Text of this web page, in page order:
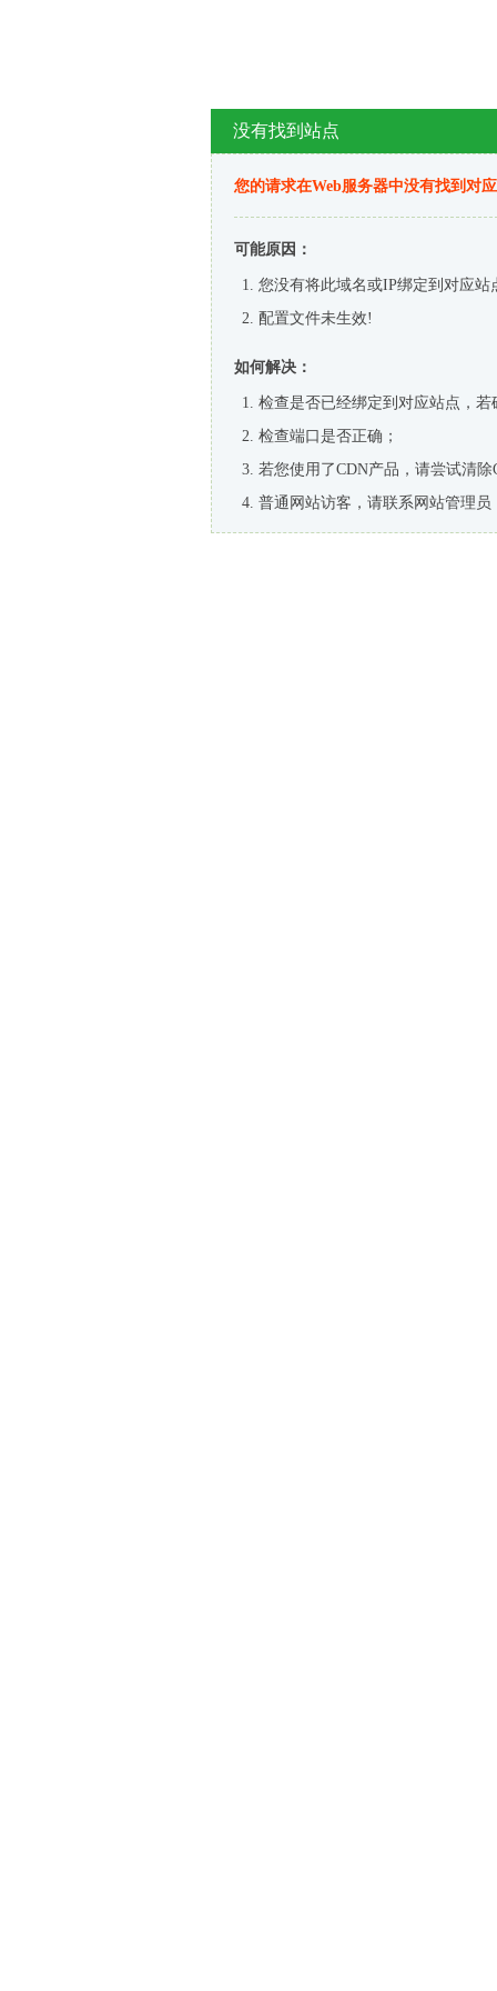
没有找到站点
您的请求在Web服务器中没有找到对
可能原因：
您没有将此域名或IP绑定到对应站
配置文件未生效!
如何解决：
检查是否已经绑定到对应站点，
检查端口是否正确；
若您使用了CDN产品，请尝试清除
普通网站访客，请联系网站管理员